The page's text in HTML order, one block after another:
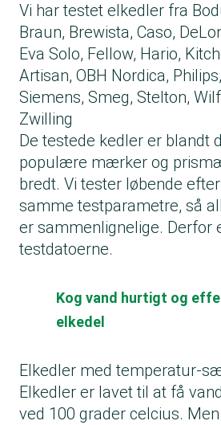
Vi har testet elkedler fra
Braun, Brewista, Caso,
Eva Solo, Fellow, Hario,
Artisan, OBH Nordica,
Siemens, Smeg, Stelton,
Zwilling
De testede kedler er blandt
populære mærker og
bredt. Vi tester løbende
samme testparametre, så
er sammenlignelige. Derfor
testdatoerne.
Kog vand hurtigt og
elkedel
Elkedler med temperatur-
Elkedler er lavet til at få
ved 100 grader celcius.